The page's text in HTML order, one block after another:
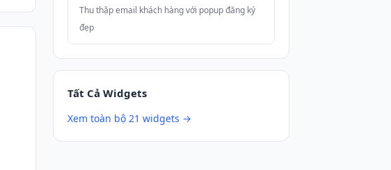
Thu thập email khách hàng với popup đăng ký
đẹp
Tất Cả Widgets
Xem toàn bộ 21 widgets →